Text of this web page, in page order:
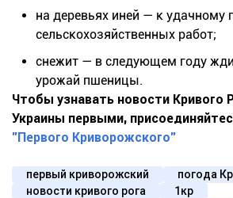
на деревьях иней — к удачному
сельскохозяйственных работ;
снежит — в следующем году
урожай пшеницы.
Чтобы узнавать новости Кривого
Украины первыми,
"Первого Криворожского"
первый криворожский
погода
новости кривого рога
1кр